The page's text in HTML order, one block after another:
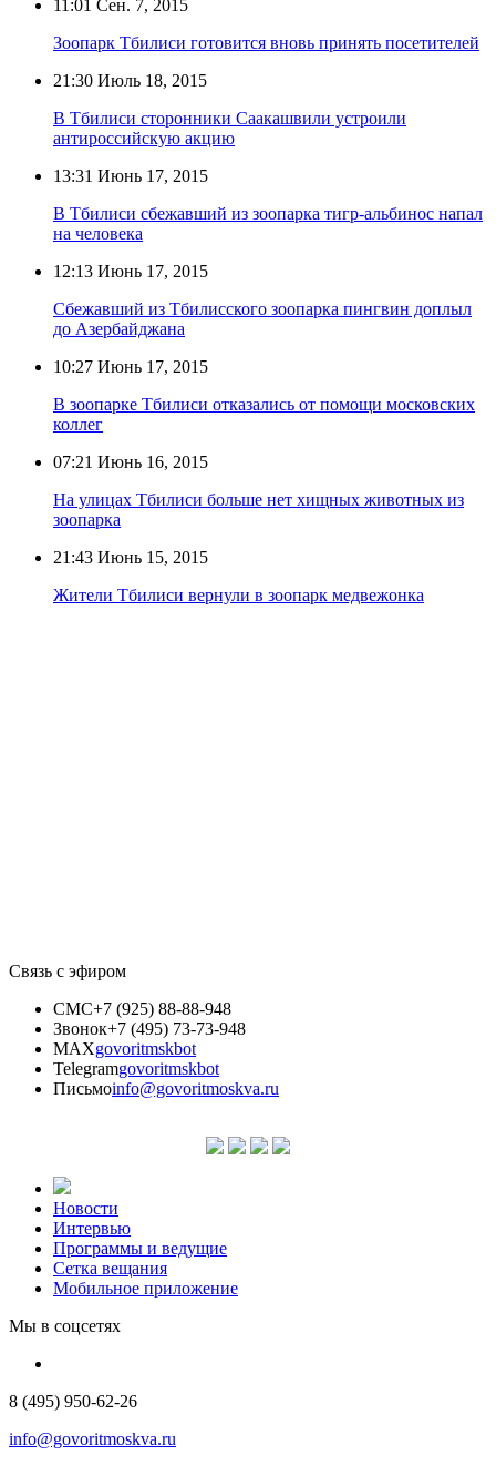
11:01 Сен. 7, 2015
Зоопарк Тбилиси готовится вновь принять посетителей
21:30 Июль 18, 2015
В Тбилиси сторонники Саакашвили устроили
антироссийскую акцию
13:31 Июнь 17, 2015
В Тбилиси сбежавший из зоопарка тигр-альбинос напал
на человека
12:13 Июнь 17, 2015
Сбежавший из Тбилисского зоопарка пингвин доплыл
до Азербайджана
10:27 Июнь 17, 2015
В зоопарке Тбилиси отказались от помощи московских
коллег
07:21 Июнь 16, 2015
На улицах Тбилиси больше нет хищных животных из
зоопарка
21:43 Июнь 15, 2015
Жители Тбилиси вернули в зоопарк медвежонка
Связь с эфиром
СМС+7 (925) 88-88-948
Звонок+7 (495) 73-73-948
MAXgovoritmskbot
Telegramgovoritmskbot
Письмоinfo@govoritmoskva.ru
Новости
Интервью
Программы и ведущие
Сетка вещания
Мобильное приложение
Мы в соцсетях
8 (495) 950-62-26
info@govoritmoskva.ru